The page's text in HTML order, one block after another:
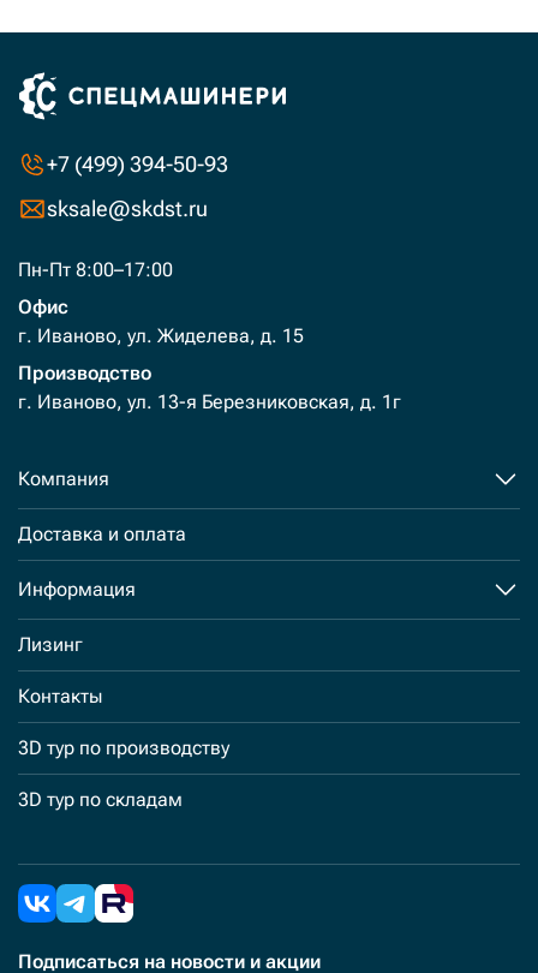
+7 (499) 394-50-93
sksale@skdst.ru
Пн-Пт 8:00–17:00
Офис
г. Иваново, ул. Жиделева, д. 15
Производство
г. Иваново, ул. 13-я Березниковская, д. 1г
Компания
Доставка и оплата
Информация
Лизинг
Контакты
3D тур по производству
3D тур по складам
Подписаться на новости и акции